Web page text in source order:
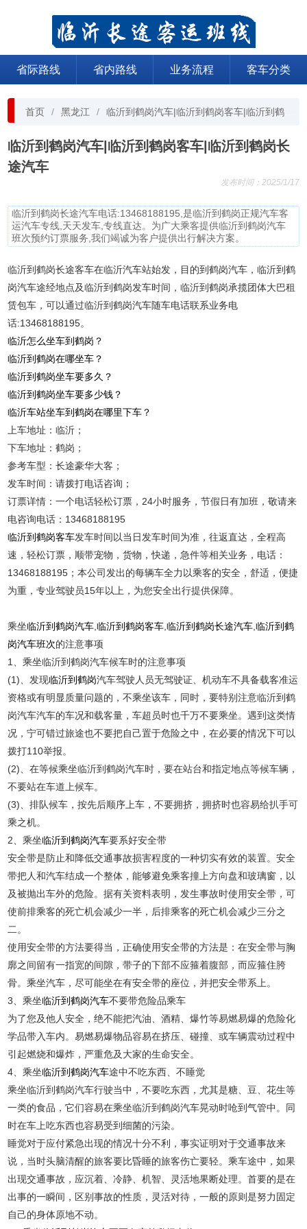
省际路线 省内路线 业务流程 客车分类
首页 黑龙江 临沂到鹤岗汽车|临沂到鹤岗客车|临沂到鹤岗长途汽车
临沂到鹤岗汽车|临沂到鹤岗客车|临沂到鹤岗长
途汽车
发布时间：2025/1/17
临沂到鹤岗长途汽车电话:13468188195,是临沂到鹤岗正规汽车客
运汽车专线,天天发车,专线直达。为广大乘客提供临沂到鹤岗汽车
班次预约订票服务,我们竭诚为客户提供出行解决方案。
临沂到鹤岗长途客车在临沂汽车站始发，目的到鹤岗汽车，临沂到鹤
岗汽车途经地点及临沂到鹤岗发车时间，临沂到鹤岗承揽团体大巴租
赁包车，可以通过临沂到鹤岗汽车随车电话联系业务电
话:13468188195。
临沂怎么坐车到鹤岗？
临沂到鹤岗在哪坐车？
临沂到鹤岗坐车要多久？
临沂到鹤岗坐车要多少钱？
临沂车站坐车到鹤岗在哪里下车？
上车地址：临沂；
下车地址：鹤岗；
参考车型：长途豪华大客；
发车时间：请拨打电话咨询；
订票详情：一个电话轻松订票，24小时服务，节假日有加班，敬请来
电咨询电话：13468188195
临沂到鹤岗客车发车时间以当日发车时间为准，往返直达，全程高
速，轻松订票，顺带宠物，货物，快递，急件等相关业务，电话：
13468188195；本公司发出的每辆车全力以乘客的安全，舒适，便捷
为重，专业驾驶员15年以上，为您安全出行提供保障。
乘坐临沂到鹤岗汽车 ,临沂到鹤岗客车 ,临沂到鹤岗长途汽车 ,临沂到鹤
岗汽车班次的注意事项
1、乘坐临沂到鹤岗汽车候车时的注意事项
(1)、发现临沂到鹤岗汽车驾驶人员无驾驶证、机动车不具备载客准运
资格或有明显质量问题的，不乘坐该车，同时，要特别注意临沂到鹤
岗汽车汽车的车况和载客量，车超员时也千万不要乘坐。遇到这类情
况，宁可错过旅途也不要把自己置于危险之中，在必要的情况下可以
拨打110举报。
(2)、在等候乘坐临沂到鹤岗汽车时，要在站台和指定地点等候车辆，
不要站在车道上候车。
(3)、排队候车，按先后顺序上车，不要拥挤，拥挤时也容易给扒手可
乘之机。
2、乘坐临沂到鹤岗汽车要系好安全带
安全带是防止和降低交通事故损害程度的一种切实有效的装置。安全
带把人和汽车结成一个整体，能够避免乘客撞上方向盘和玻璃窗，以
及被抛出车外的危险。据有关资料表明，发生事故时使用安全带，可
使前排乘客的死亡机会减少一半，后排乘客的死亡机会减少三分之
二。
使用安全带的方法要得当，正确使用安全带的方法是：在安全带与胸
廓之间留有一指宽的间隙，带子的下部不应箍着腹部，而应箍住胯
骨。乘坐汽车，尽可能坐在有安全带的座位，并把安全带系上。
3、乘坐临沂到鹤岗汽车不要带危险品乘车
为了您及他人安全，绝不能把汽油、酒精、爆竹等易燃易爆的危险化
学品带入车内。易燃易爆物品容易在挤压、碰撞、或车辆震动过程中
引起燃烧和爆炸，严重危及大家的生命安全。
4、乘坐临沂到鹤岗汽车途中不吃东西、不睡觉
乘坐临沂到鹤岗汽车行驶当中，不要吃东西，尤其是糖、豆、花生等
一类的食品，它们容易在乘坐临沂到鹤岗汽车晃动时呛到气管中。同
时在车上吃东西也容易受到细菌的污染。
睡觉对于应付紧急出现的情况十分不利，事实证明对于交通事故来
说，当时头脑清醒的旅客要比昏睡的旅客伤亡要轻。乘车途中，如果
出现交通事故，应沉着、冷静、机智、灵活地果断处理。首要的是在
出事的一瞬间，区别事故的性质，灵活对待，一般的原则是努力固定
自己的身体原地不动。